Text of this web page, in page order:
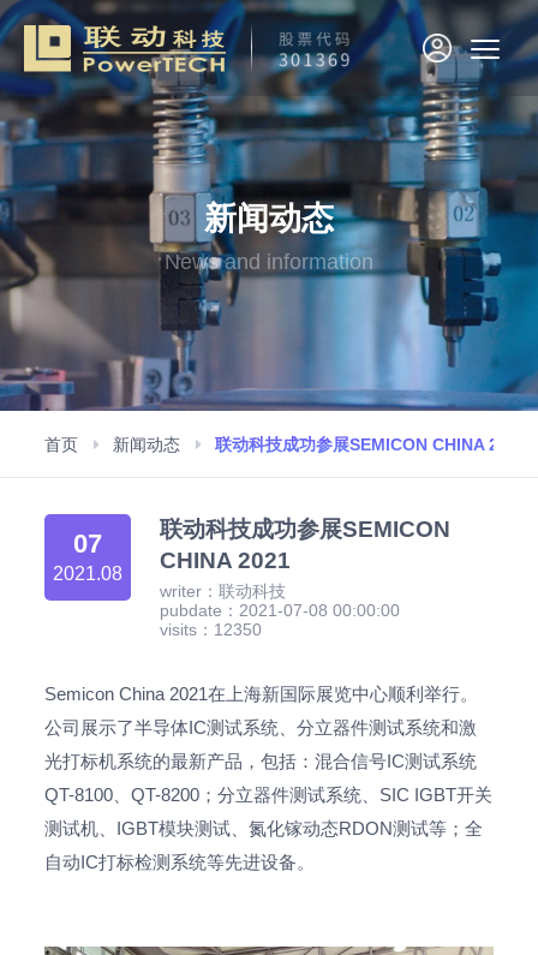
新闻动态
News and information
首页 新闻动态 联动科技成功参展SEMICON CHINA 2021
联动科技成功参展SEMICON
CHINA 2021
07
2021.08
writer：联动科技
pubdate：2021-07-08 00:00:00
visits：12350
Semicon China 2021在上海新国际展览中心顺利举行。
公司展示了半导体IC测试系统、分立器件测试系统和激
光打标机系统的最新产品，包括：混合信号IC测试系统
QT-8100、QT-8200；分立器件测试系统、SIC IGBT开关
测试机、IGBT模块测试、氮化镓动态RDON测试等；全
自动IC打标检测系统等先进设备。